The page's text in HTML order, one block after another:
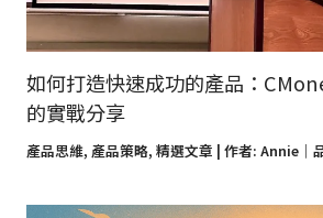
如何打造快速成功的產品：
的實戰分享
產品思維, 產品策略, 精選文章 | 作者: Annie｜